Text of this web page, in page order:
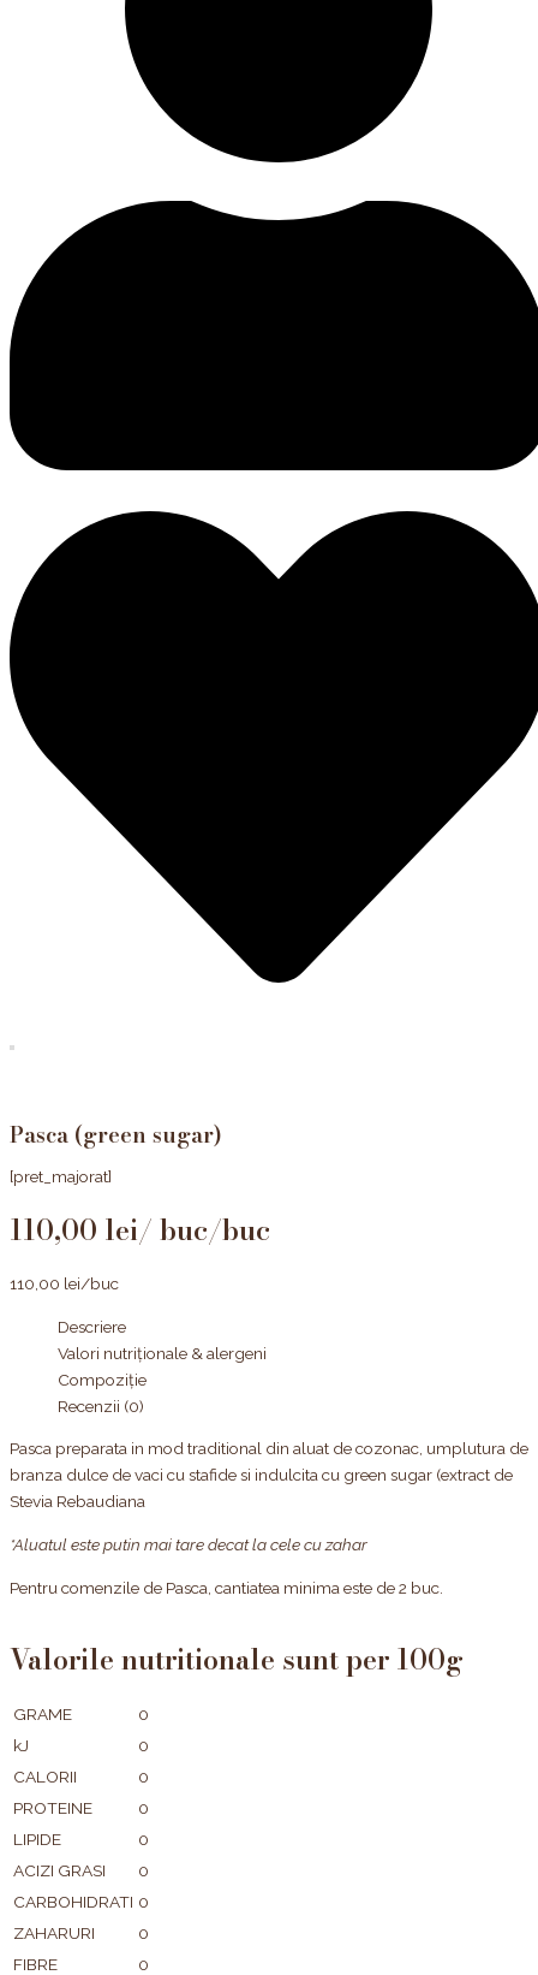
Pasca (green sugar)
[pret_majorat]
110,00 lei /buc
110,00 lei/buc
Descriere
Valori nutriționale & alergeni
Compoziție
Recenzii (0)
Pasca preparata in mod traditional din aluat de cozonac, umplutura de
branza dulce de vaci cu stafide si indulcita cu green sugar (extract de
Stevia Rebaudiana
*Aluatul este putin mai tare decat la cele cu zahar
Pentru comenzile de Pasca, cantiatea minima este de 2 buc.
Valorile nutritionale sunt per 100g
GRAME
0
kJ
0
CALORII
0
PROTEINE
0
LIPIDE
0
ACIZI GRASI
0
CARBOHIDRATI 0
ZAHARURI
0
FIBRE
0